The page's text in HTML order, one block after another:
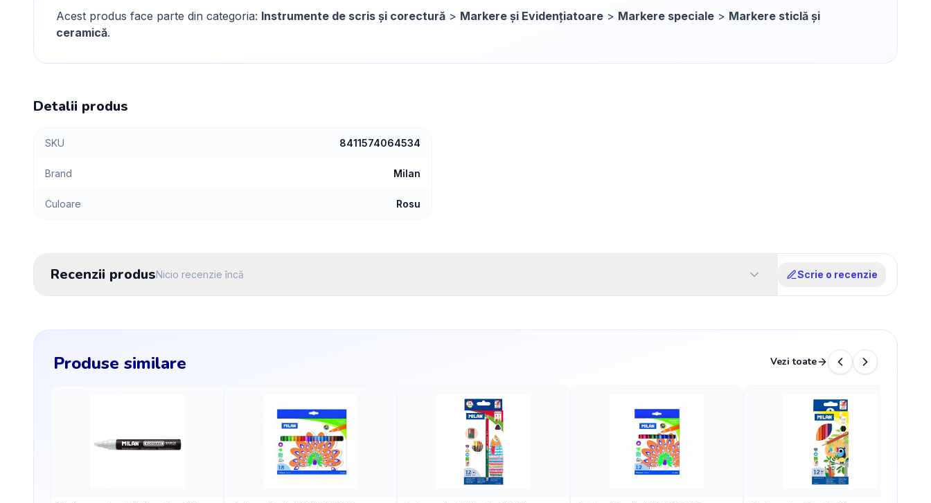
Acest produs face parte din categoria: Instrumente de scris și corectură > Markere și Evidențiatoare > Markere speciale > Markere sticlă și
ceramică.
Detalii produs
SKU 8411574064534
Brand Milan
Culoare Rosu
Recenzii produsNicio recenzie încă Scrie o recenzie
Produse similare Vezi toate